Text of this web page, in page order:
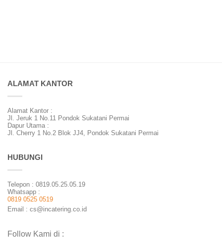
ALAMAT KANTOR
Alamat Kantor :
Jl. Jeruk 1 No.11 Pondok Sukatani Permai
Dapur Utama :
Jl. Cherry 1 No.2 Blok JJ4, Pondok Sukatani Permai
HUBUNGI
Telepon : 0819.05.25.05.19
Whatsapp :
0819 0525 0519
Email : cs@incatering.co.id
Follow Kami di :